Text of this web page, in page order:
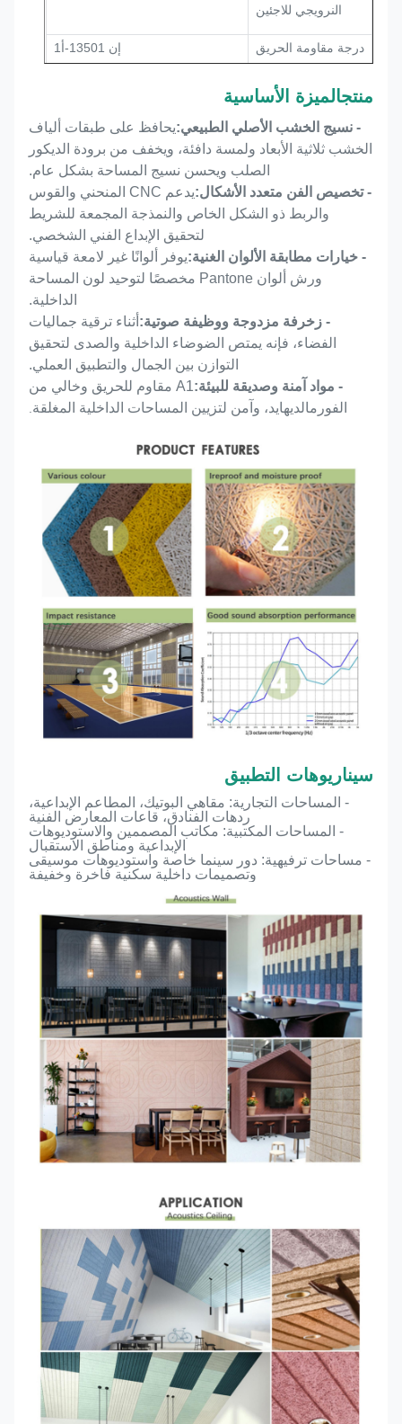
النرويجي للاجئين
درجة مقاومة الحريق
المستوى البيئي درجة E1، خالي من الفورمالديهايد
الوظيفة الأساسية
امتصاص الصوت عالي الكفاءة
وتزيين الفضاء
امتصاص الصوت والديكور الداخلي
CE، FSC، EN 13501-1 ب،
ASTM E84 الفئة أ،
منتجالميزة الأساسية
- نسيج الخشب الأصلي الطبيعي:يحافظ على طبقات ألياف
الخشب ثلاثية الأبعاد ولمسة دافئة، ويخفف من برودة الديكور
الصلب ويحسن نسيج المساحة بشكل عام.
- تخصيص الفن متعدد الأشكال:
يدعم CNC المنحني والقوس
والربط ذو الشكل الخاص والنمذجة المجمعة للشريط
لتحقيق الإبداع الفني الشخصي.
- خيارات مطابقة الألوان الغنية:يوفر ألوانًا غير لامعة قياسية
ورش ألوان Pantone مخصصًا لتوحيد لون المساحة
الداخلية.
- زخرفة مزدوجة ووظيفة صوتية:أثناء ترقية جماليات
الفضاء، فإنه يمتص الضوضاء الداخلية والصدى لتحقيق
التوازن بين الجمال والتطبيق العملي.
- مواد آمنة وصديقة للبيئة:
A1 مقاوم للحريق وخالي من
الفورمالديهايد، وآمن لتزيين المساحات الداخلية المغلقة.
سيناريوهات التطبيق
- المساحات التجارية: مقاهي البوتيك، المطاعم الإبداعية،
ردهات الفنادق، قاعات المعارض الفنية
- المساحات المكتبية: مكاتب المصممين والاستوديوهات
الإبداعية ومناطق الاستقبال
- مساحات ترفيهية: دور سينما خاصة واستوديوهات موسيقى
وتصميمات داخلية سكنية فاخرة وخفيفة